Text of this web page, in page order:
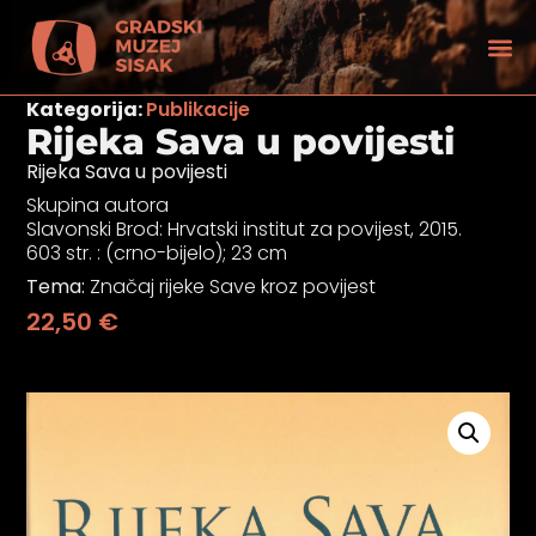
Kategorija:Publikacije
Rijeka Sava u povijesti
Rijeka Sava u povijesti
Skupina autora
Slavonski Brod: Hrvatski institut za povijest, 2015.
603 str. : (crno-bijelo); 23 cm
Tema: Značaj rijeke Save kroz povijest
22,50 €